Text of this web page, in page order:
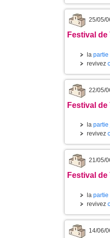
25/05/
Festival de
la partie
revivez
22/05/
Festival
la partie
revivez
21/05/
Festival de
la partie
revivez
14/06/